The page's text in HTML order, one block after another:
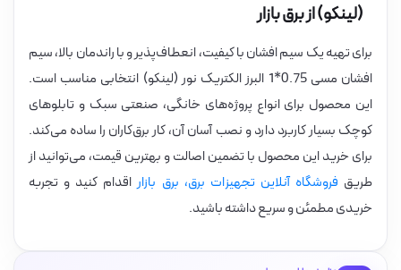
(لینکو) از برق بازار
برای تهیه یک سیم افشان با کیفیت، انعطاف‌پذیر و با راندمان بالا، سیم
افشان مسی 0.75*1 البرز الکتریک نور (لینکو) انتخابی مناسب است.
این محصول برای انواع پروژه‌های خانگی، صنعتی سبک و تابلوهای
کوچک بسیار کاربرد دارد و نصب آسان آن، کار برق‌کاران را ساده می‌کند.
برای خرید این محصول با تضمین اصالت و بهترین قیمت، می‌توانید از
طریق فروشگاه آنلاین تجهیزات برق، برق بازاراقدام کنید و تجربه
خریدی مطمئن و سریع داشته باشید.